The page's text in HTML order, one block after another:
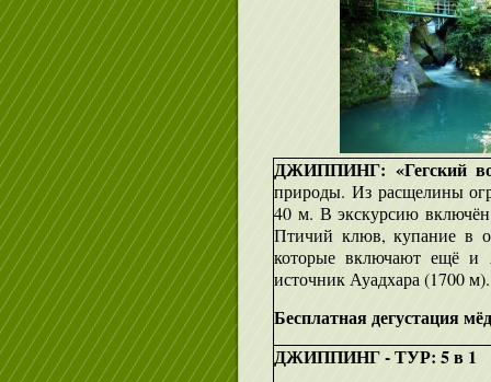
ДЖИППИНГ: «Гегский
природы. Из расщелины
40 м. В экскурсию
Птичий клюв, купание в
которые включают ещё и
источник Ауадхара (1700 м).
Бесплатная дегустация
ДЖИППИНГ - ТУР: 5 в 1